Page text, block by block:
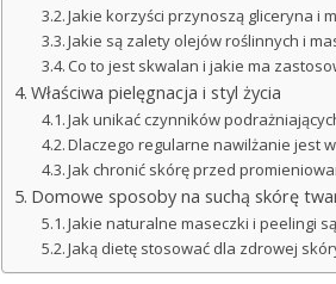
Jakie korzyści przynoszą gliceryna i
Jakie są zalety olejów roślinnych i
Co to jest skwalan i jakie ma
Właściwa pielęgnacja i styl życia
Jak unikać czynników
Dlaczego regularne nawilżanie jest
Jak chronić skórę przed
Domowe sposoby na suchą skórę
Jakie naturalne maseczki i peelingi
Jaką dietę stosować dla zdrowej